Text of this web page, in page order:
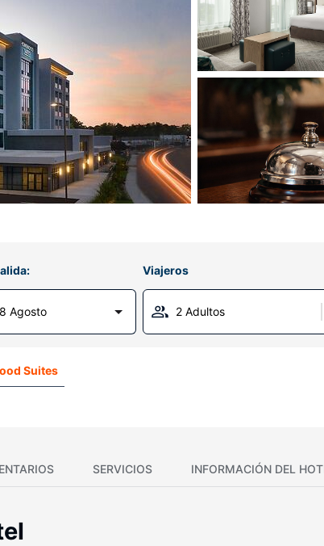
Agosto
Viajeros
2 Adultos
Suites
SERVICIOS INFORMACIÓN DEL